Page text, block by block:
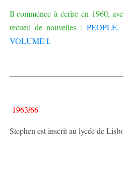
Il commence à écrire en 1960,
recueil de nouvelles :
VOLUME I.
1963/66
Stephen est inscrit au lycée de